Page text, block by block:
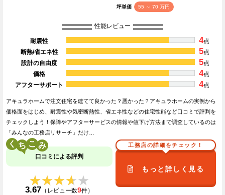
坪単価 55 ～ 70 万円
性能レビュー
耐震性 4点
断熱/省エネ性
5点
設計の自由度
5点
価格
4点
アフターサポート
4点
アキュラホームで注文住宅を建てて良かった？悪かった？アキュラホームの実例から
価格面をはじめ、耐震性や気密断熱性、省エネ性などの住宅性能など口コミで評判を
チェックしよう！保障やアフターサービスの情報や値下げ方法まで調査しているのは
「みんなの工務店リサーチ」だけ…
く こ
口コミによる評判
★★★★★
★★★★★
3.67 （レビュー数9件）
工務店の詳細をチェック！
もっと詳しく見る